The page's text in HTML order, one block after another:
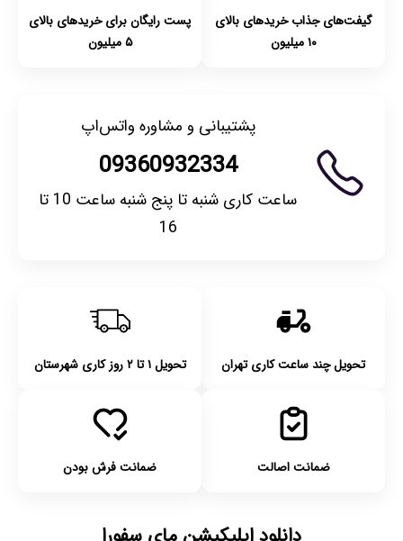
گیفت‌های جذاب خریدهای بالای
۱۰ میلیون
پست رایگان برای خریدهای بالای
۵ میلیون
پشتیبانی و مشاوره واتس‌اپ
09360932334
ساعت کاری شنبه تا پنج شنبه ساعت 10 تا
16
تحویل چند ساعت کاری تهران تحویل ۱ تا ۲ روز کاری شهرستان
ضمانت اصالت ضمانت فرش بودن